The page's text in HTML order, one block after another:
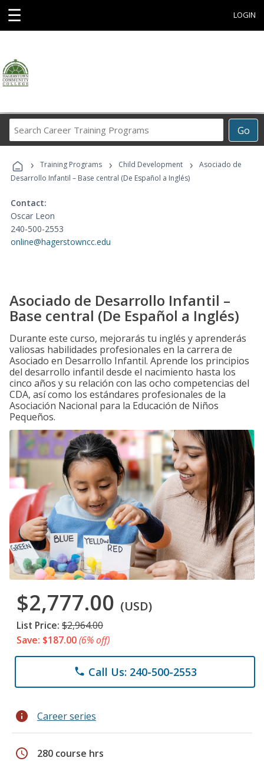
☰ LOGIN
Go
Career
Programs
› Training Programs › Child Development ›
Asociado de
Desarrollo Infantil – Base central (De Español a Inglés)
Contact:
Oscar Leon
240-500-2553
online@hagerstowncc.edu
Asociado de Desarrollo Infantil –
Base central (De Español a Inglés)
Durante este curso, mejorarás tu inglés y aprenderás
valiosas habilidades profesionales en la carrera de
Asociado en Desarrollo Infantil. Aprende los principios
del desarrollo infantil desde el nacimiento hasta los
cinco años y su relación con las ocho competencias del
CDA, así como los estándares profesionales de la
Asociación Nacional para la Educación de Niños
Pequeños.
$2,777.00 (USD)
List Price: $2,964.00
Save: $187.00(6% off)
phone Call Us: 240-500-2553
info Career series
schedule 280 course hrs